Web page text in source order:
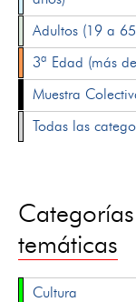
Adultos (19 a
3ª Edad (más
Muestra
Todas las
temáticas
Cultura